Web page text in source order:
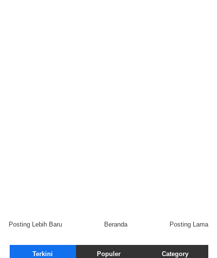
Posting Lebih Baru Posting Lama
Beranda
Terkini Populer Category